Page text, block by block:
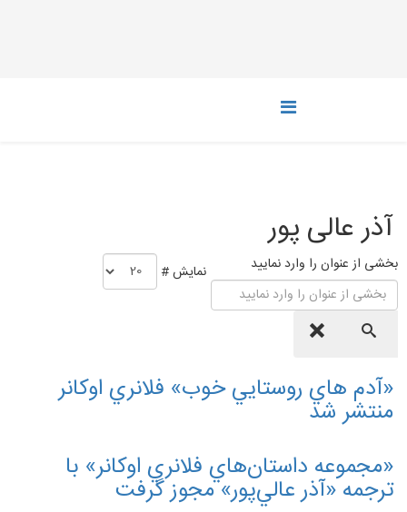
آذر عا‌لی پور
بخشی از عنوان را وارد نمایید نمایش #
«آدم هاي روستايي خوب» فلانري اوكانر
منتشر شد
«مجموعه داستان‌هاي فلانري اوكانر» با
ترجمه «آذر عالي‌پور» مجوز گرفت